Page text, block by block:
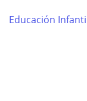
Educación